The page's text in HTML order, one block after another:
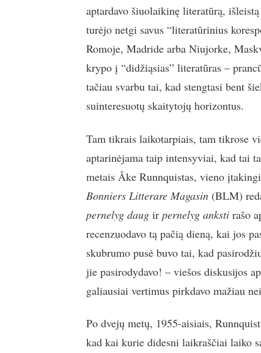
aptardavo šiuolaikinę literatūrą,
turėjo netgi savus “literatūrinius
Romoje, Madride arba Niujorke,
krypo į “didžiąsias” literatūras –
tačiau svarbu tai, kad stengtasi bent
suinteresuotų skaitytojų horizontus.
Tam tikrais laikotarpiais, tam tikrose
aptarinėjama taip intensyviai, kad tai
metais Åke Runnquistas, vieno
Bonniers Litterare Magasin (BLM)
pernelyg daug ir pernelyg anksti rašo
recenzuodavo tą pačią dieną, kai jos
skubrumo pusė buvo tai, kad
jie pasirodydavo! – viešos diskusijos
galiausiai vertimus pirkdavo mažiau
Po dvejų metų, 1955-aisiais,
kad kai kurie didesni laikraščiai laiko